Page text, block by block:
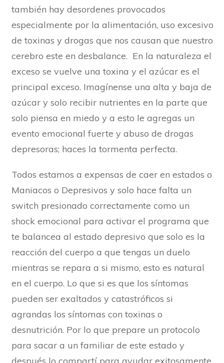
también hay desordenes provocados
especialmente por la alimentación, uso excesivo
de toxinas y drogas que nos causan que nuestro
cerebro este en desbalance. En la naturaleza el
exceso se vuelve una toxina y el azúcar es el
principal exceso. Imagínense una alta y baja de
azúcar y solo recibir nutrientes en la parte que
solo piensa en miedo y a esto le agregas un
evento emocional fuerte y abuso de drogas
depresoras; haces la tormenta perfecta.
Todos estamos a expensas de caer en estados o
Maniacos o Depresivos y solo hace falta un
switch presionado correctamente como un
shock emocional para activar el programa que
te balancea al estado depresivo que solo es la
reacción del cuerpo a que tengas un duelo
mientras se repara a si mismo, esto es natural
en el cuerpo. Lo que si es que los síntomas
pueden ser exaltados y catastróficos si
agrandas los síntomas con toxinas o
desnutrición. Por lo que prepare un protocolo
para sacar a un familiar de este estado y